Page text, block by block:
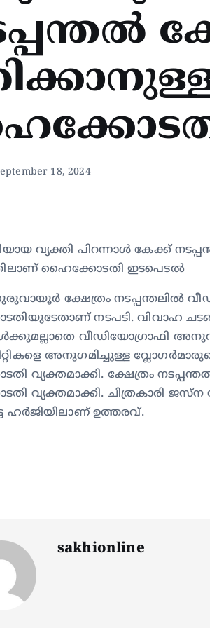
18, 2024
വ്യക്തി പിറന്നാൾ കേക്ക്
ഹൈക്കോടതി ഇടപെടൽ
ക്ഷേത്രം നടപ്പന്തലിൽ
നടപടി. വിവാഹ
വീഡിയോഗ്രാഫി
അനുഗമിച്ചുള്ള
വ്യക്തമാക്കി. ക്ഷേത്രം
വ്യക്തമാക്കി. ചിത്രകാരി ജസ്ന
ഹർജിയിലാണ് ഉത്തരവ്.
sakhionline